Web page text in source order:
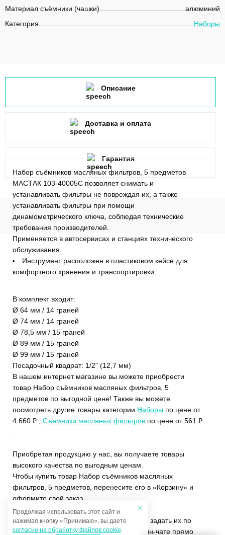
Материал съёмники (чашки)
алюминий
Категория
Наборы
Описание
Набор съёмников масляных фильтров, 5 предметов
МАСТАК 103-40005C позволяет снимать и
устанавливать фильтры не повреждая их, а также
устанавливать фильтры при помощи
динамометрического ключа, соблюдая технические
требования производителей.
Применяется в автосервисах и станциях технического
обслуживания.
Инструмент расположен в пластиковом кейсе для
комфортного хранения и транспортировки.
В комплект входит:
Ø 64 мм / 14 граней
Ø 74 мм / 14 граней
Ø 78,5 мм / 15 граней
Ø 89 мм / 15 граней
Ø 99 мм / 15 граней
Посадочный квадрат: 1/2" (12,7 мм)
В нашем интернет магазине вы можете приобрести
товар Набор съёмников масляных фильтров, 5
предметов по выгодной цене! Также вы можете
посмотреть другие товары категории Наборы по цене от
4 660 ₽ , Съемники масляных фильтров по цене от 561 ₽
Приобретая продукцию у нас, вы получаете товары
высокого качества по выгодным ценам.
Чтобы купить товар Набор съёмников масляных
фильтров, 5 предметов, перенесите его в «Корзину» и
оформите свой заказ.
Если у вас остались вопросы, вы можете задать их по
телефону+7 (4822)65-69-46или в онлайн-чате прямо
Доставка и оплата
Гарантия
Продолжая использовать этот сайт и
нажимая кнопку «Принимаю», вы даете
согласие на обработку файлов cookie.